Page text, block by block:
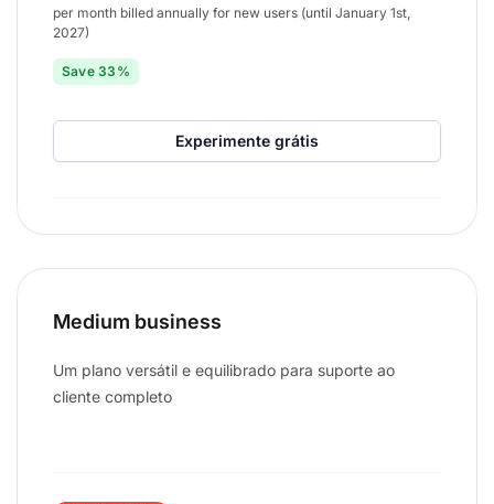
per month billed annually for new users (until January 1st,
2027)
Save 33%
Experimente grátis
Medium business
Um plano versátil e equilibrado para suporte ao
cliente completo